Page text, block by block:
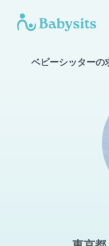
ベビーシッターの